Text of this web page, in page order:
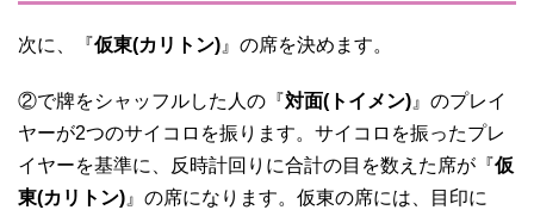
次に、『仮東(カリトン) 』の席を決めます。
②で牌をシャッフルした人の『対面(トイメン) 』のプレイ
ヤーが2つのサイコロを振ります。サイコロを振ったプレ
イヤーを基準に、反時計回りに合計の目を数えた席が『仮
東(カリトン) 』の席になります。仮東の席には、目印に